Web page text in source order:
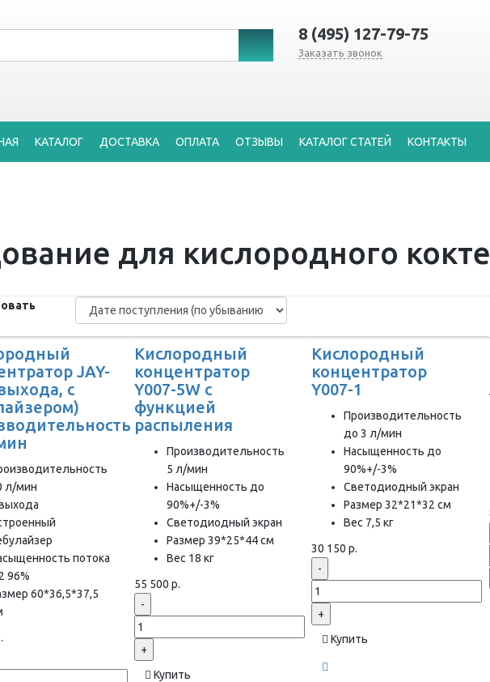
8 (495) 127-79-75
Заказать звонок
КАТАЛОГ ДОСТАВКА ОПЛАТА ОТЗЫВЫ КАТАЛОГ СТАТЕЙ КОНТАКТЫ
для кислородного
JAY-
с
л/мин
потока
96%
60*36,5*37,5
Кислородный
концентратор
Y007-5W с
функцией
распыления
Производительность
5 л/мин
Насыщенность до
90%+/-3%
Светодиодный экран
Размер 39*25*44 см
Вес 18 кг
55 500 р.
-
+
Купить
Кислородный
концентратор
Y007-1
Производительность
до 3 л/мин
Насыщенность до
90%+/-3%
Светодиодный экран
Размер 32*21*32 см
Вес 7,5 кг
30 150 р.
-
+
Купить